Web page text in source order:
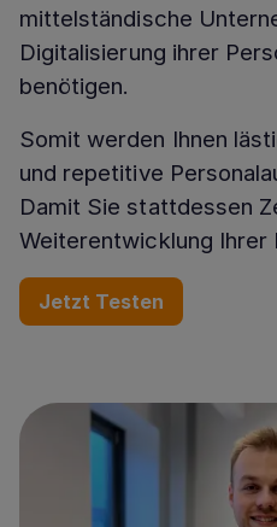
mittelständische
Digitalisierung ihrer
benötigen.
Somit werden Ihnen
und repetitive
Damit Sie stattdessen
Weiterentwicklung Ihrer
Jetzt Testen